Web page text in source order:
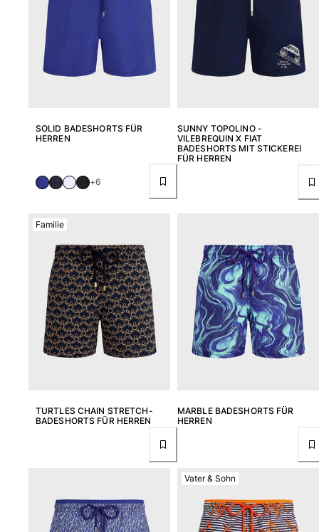
SOLID BADESHORTS FÜR
HERREN
+6
SUNNY TOPOLINO -
VILEBREQUIN X FIAT
BADESHORTS MIT STICKEREI
FÜR HERREN
TURTLES CHAIN STRETCH-
BADESHORTS FÜR HERREN
Familie
MARBLE BADESHORTS FÜR
HERREN
Vater & Sohn